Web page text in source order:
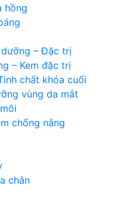
hồng
– Đặc trị
– Kem đặc trị
chất khóa cuối
vùng da mắt
chống nắng
chân